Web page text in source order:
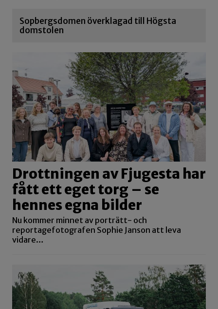
Sopbergsdomen överklagad till Högsta
domstolen
Drottningen av Fjugesta har
fått ett eget torg – se
hennes egna bilder
Nu kommer minnet av porträtt- och
reportagefotografen Sophie Janson att leva
vidare…